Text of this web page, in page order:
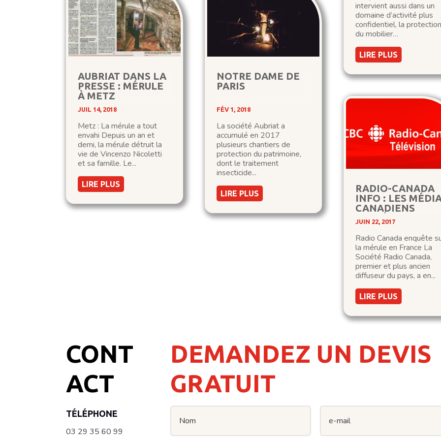
AUBRIAT DANS LA
PRESSE : MÉRULE
À METZ
JUIL 14, 2018
Metz : La mérule a tout
envahi Depuis un an et
demi, la mérule détruit la
vie de Vincenzo Nicoletti
et sa famille. Le...
LIRE PLUS
NOTRE DAME DE
PARIS
FÉV 1, 2018
La société Aubriat a
accumulé en 2017
plusieurs chantiers de
protection du patrimoine,
dont le traitement
insecticide...
LIRE PLUS
intervient aussi dans un
domaine d’activité plus
confidentiel, la protection
du mobilier…
LIRE PLUS
RADIO-CANADA
INFO : LES
CANADIENS
S’INTÉRESSENT
AUX
COMPÉTENCES
LA SOCIÉTÉ
AUBRIAT
JUIN 22, 2017
Radio Canada enquête
la mérule en France La
Société Radio Canada,
premier et plus ancien
diffuseur du pays, a en...
LIRE PLUS
CONT
ACT
TÉLÉPHONE
03 29 35 60 99
DEMANDEZ UN DEVIS
GRATUIT